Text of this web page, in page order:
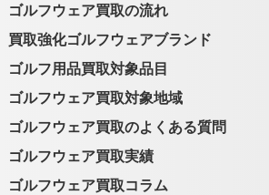
ゴルフウェア買取の流れ
買取強化ゴルフウェアブランド
ゴルフ用品買取対象品目
ゴルフウェア買取対象地域
ゴルフウェア買取のよくある質問
ゴルフウェア買取実績
ゴルフウェア買取コラム